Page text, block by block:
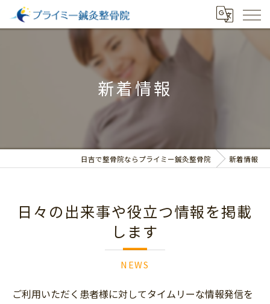
新着情報
日吉で整骨院ならプライミー鍼灸整骨院 新着情報
日々の出来事や役立つ情報を掲載
します
NEWS
ご利用いただく患者様に対してタイムリーな情報発信を